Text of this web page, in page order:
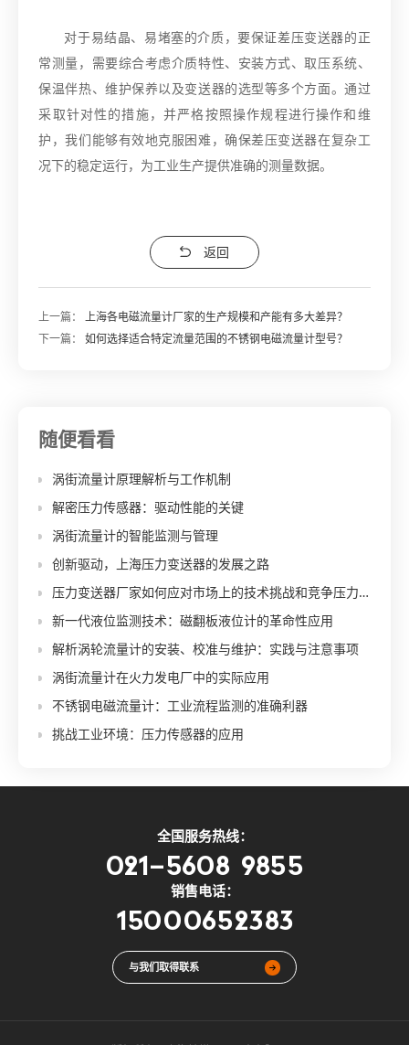
对于易结晶、易堵塞的介质，要保证差压变送器的正
常测量，需要综合考虑介质特性、安装方式、取压系统、
保温伴热、维护保养以及变送器的选型等多个方面。通过
采取针对性的措施，并严格按照操作规程进行操作和维
护，我们能够有效地克服困难，确保差压变送器在复杂工
况下的稳定运行，为工业生产提供准确的测量数据。
返回
上一篇：上海各电磁流量计厂家的生产规模和产能有多大差异？
下一篇：如何选择适合特定流量范围的不锈钢电磁流量计型号？
随便看看
涡街流量计原理解析与工作机制
解密压力传感器：驱动性能的关键
涡街流量计的智能监测与管理
创新驱动，上海压力变送器的发展之路
压力变送器厂家如何应对市场上的技术挑战和竞争压力？
新一代液位监测技术：磁翻板液位计的革命性应用
解析涡轮流量计的安装、校准与维护：实践与注意事项
涡街流量计在火力发电厂中的实际应用
不锈钢电磁流量计：工业流程监测的准确利器
挑战工业环境：压力传感器的应用
全国服务热线：
021-5608 9855
销售电话：
15000652383
与我们取得联系